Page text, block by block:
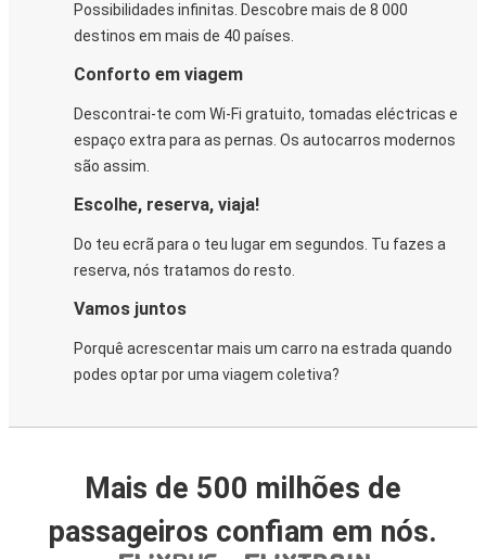
Possibilidades infinitas. Descobre mais de 8 000
destinos em mais de 40 países.
Conforto em viagem
Descontrai-te com Wi-Fi gratuito, tomadas eléctricas e
espaço extra para as pernas. Os autocarros modernos
são assim.
Escolhe, reserva, viaja!
Do teu ecrã para o teu lugar em segundos. Tu fazes a
reserva, nós tratamos do resto.
Vamos juntos
Porquê acrescentar mais um carro na estrada quando
podes optar por uma viagem coletiva?
Mais de 500 milhões de
passageiros confiam em nós.